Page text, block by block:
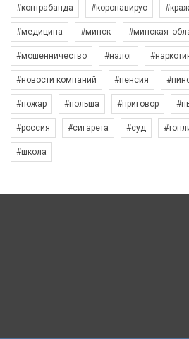
#контрабанда #коронавирус
#медицина #минск
#мошенничество #налог
#новости компаний #пенсия
#пожар #польша #приговор
#россия #сигарета #суд
#школа